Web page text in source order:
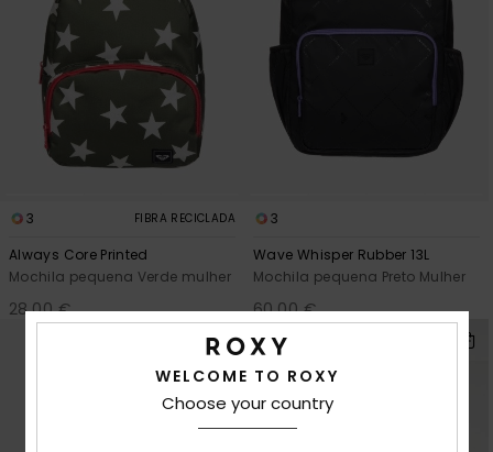
3 FIBRA RECICLADA
Always Core Printed
Mochila pequena Verde mulher
28,00 €
3
Wave Whisper Rubber 13L
Mochila pequena Preto Mulher
60,00 €
WELCOME TO ROXY
Choose your country